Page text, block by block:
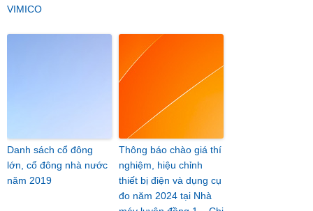
VIMICO
Danh sách cổ đông
lớn, cổ đông nhà nước
năm 2019
Thông báo chào giá thí
nghiệm, hiệu chỉnh
thiết bị điện và dụng cụ
đo năm 2024 tại Nhà